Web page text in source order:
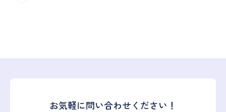
お気軽に問い合わせください！